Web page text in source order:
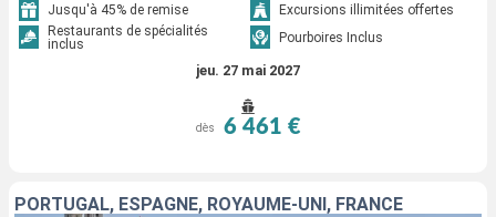
Jusqu'à 45% de remise
Excursions illimitées offertes
Restaurants de spécialités
inclus
Pourboires Inclus
jeu. 27 mai 2027
dès 6 461 €
PORTUGAL, ESPAGNE, ROYAUME-UNI, FRANCE